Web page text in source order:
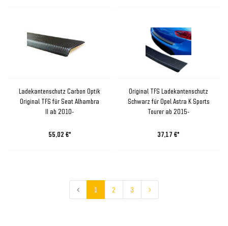
Ladekantenschutz Carbon Optik
Original TFS für Seat Alhambra
II ab 2010-
55,02 €*
Original TFS Ladekantenschutz
Schwarz für Opel Astra K Sports
Tourer ab 2015-
37,17 €*
1 2 3